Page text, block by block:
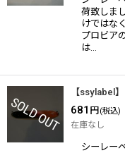
荷致しま
けではな
プロビア
は…
【ssylabel
681 円 (税込)
在庫なし
シーレー